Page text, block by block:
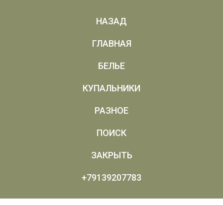
НАЗАД
ГЛАВНАЯ
БЕЛЬЕ
КУПАЛЬНИКИ
РАЗНОЕ
ПОИСК
ЗАКРЫТЬ
+79139207783